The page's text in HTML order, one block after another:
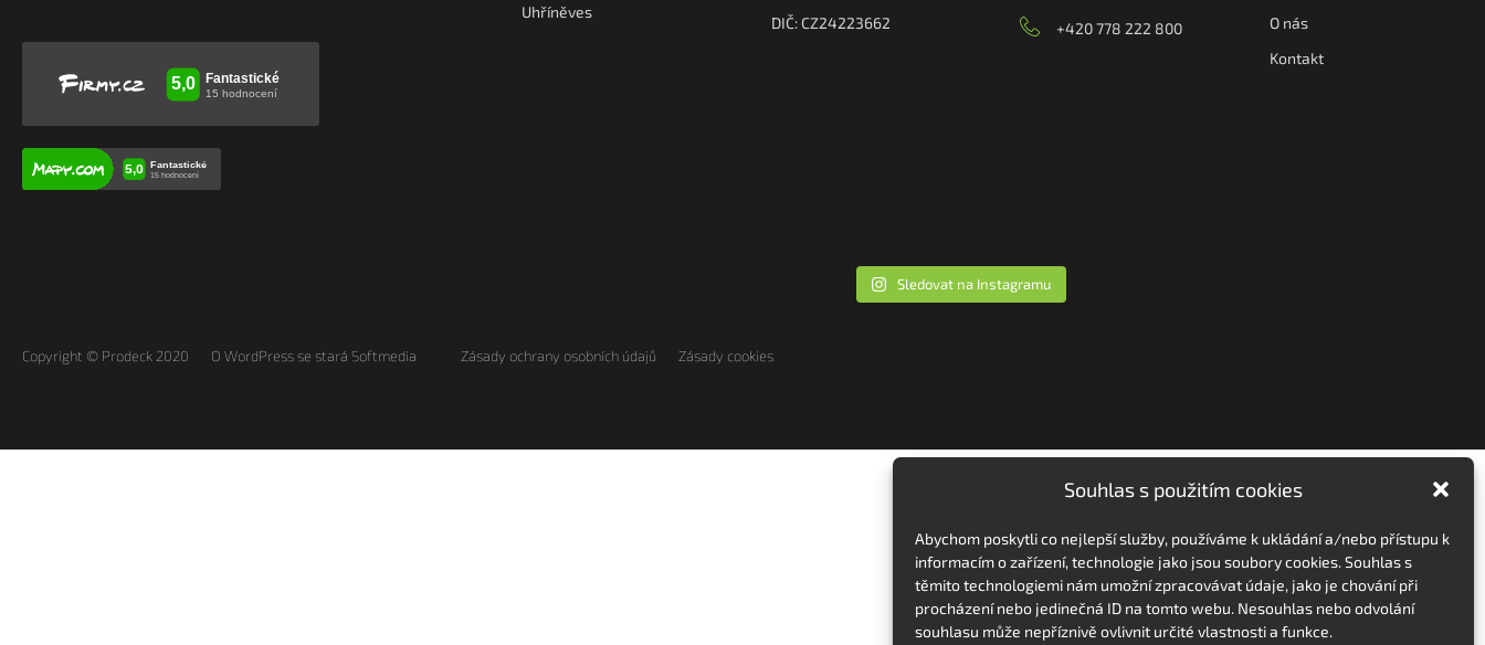
Souhlas s použitím cookies
Abychom poskytli co nejlepší služby, používáme k ukládání a/nebo přístupu k
informacím o zařízení, technologie jako jsou soubory cookies. Souhlas s
těmito technologiemi nám umožní zpracovávat údaje, jako je chování při
procházení nebo jedinečná ID na tomto webu. Nesouhlas nebo odvolání
souhlasu může nepříznivě ovlivnit určité vlastnosti a funkce.
Uhříněves
DIČ: CZ24223662
+420 778 222 800
O nás
Kontakt
Sledovat na Instagramu
Copyright © Prodeck 2020 O WordPress se stará Softmedia Zásady ochrany osobních údajů Zásady cookies